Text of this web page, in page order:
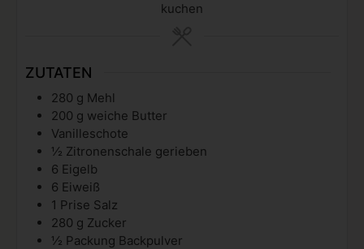
kuchen
ZUTATEN
280 g Mehl
200 g weiche Butter
Vanilleschote
½ Zitronenschale gerieben
6 Eigelb
6 Eiweiß
1 Prise Salz
280 g Zucker
½ Packung Backpulver